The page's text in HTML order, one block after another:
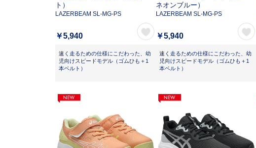
ト）
LAZERBEAM SL-MG-PS
￥5,940
速く走るための仕様にこだわった、幼
児向けスピードモデル（ゴムひも＋1
本ベルト）
ネオンブルー）
LAZERBEAM SL-MG-PS
￥5,940
速く走るための仕様にこだわった、幼
児向けスピードモデル（ゴムひも＋1
本ベルト）